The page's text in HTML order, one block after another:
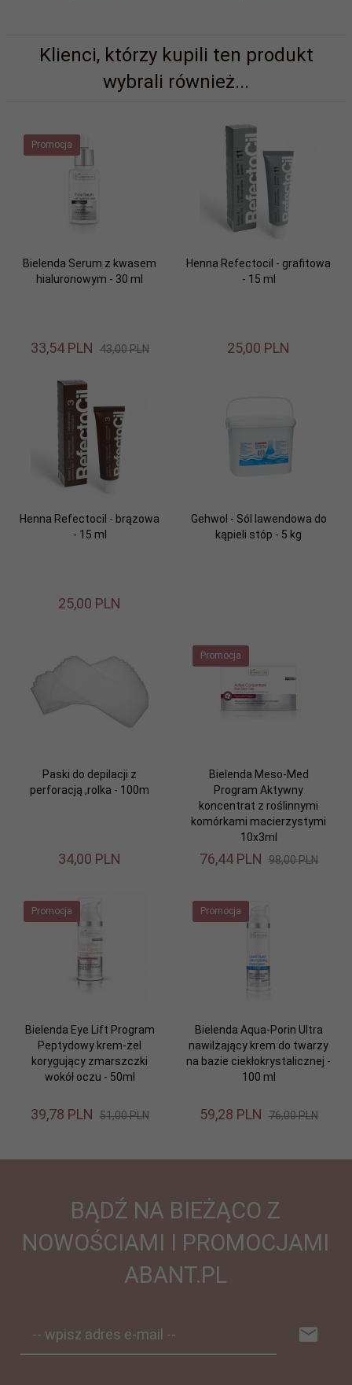
Klienci, którzy kupili ten produkt
wybrali również...
Promocja
Bielenda Serum z kwasem
hialuronowym - 30 ml
33,54 PLN 43,00 PLN
Henna Refectocil - grafitowa
- 15 ml
25,00 PLN
Henna Refectocil - brązowa
- 15 ml
25,00 PLN
Gehwol - Sól lawendowa do
kąpieli stóp - 5 kg
Paski do depilacji z
perforacją ,rolka - 100m
34,00 PLN
Promocja
Bielenda Meso-Med
Program Aktywny
koncentrat z roślinnymi
komórkami macierzystymi
10x3ml
76,44 PLN 98,00 PLN
Promocja
Bielenda Eye Lift Program
Peptydowy krem-żel
korygujący zmarszczki
wokół oczu - 50ml
39,78 PLN 51,00 PLN
Promocja
Bielenda Aqua-Porin Ultra
nawilżający krem do twarzy
na bazie ciekłokrystalicznej -
100 ml
59,28 PLN 76,00 PLN
BĄDŹ NA BIEŻĄCO Z
NOWOŚCIAMI I PROMOCJAMI
ABANT.PL
-- wpisz adres e-mail --